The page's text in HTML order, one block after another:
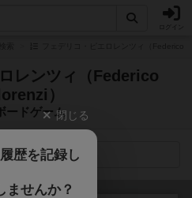
レンツィ（Federico
）
ードゲーム
メニュー
閉じる
歴を記録し
ませんか？